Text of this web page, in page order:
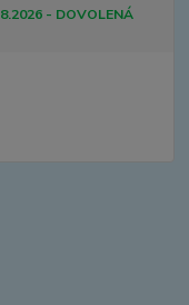
- DOVOLENÁ